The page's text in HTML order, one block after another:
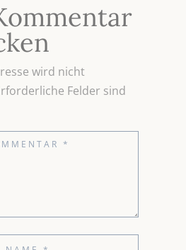
wird nicht
Felder sind